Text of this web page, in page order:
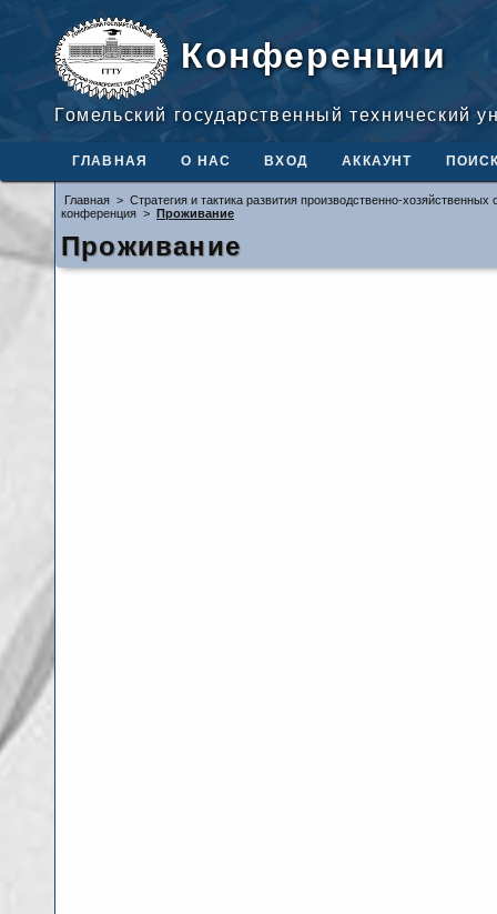
Конференции
Гомельский государственный технический
ГЛАВНАЯ О НАС ВХОД АККАУНТ
Главная > Стратегия и тактика развития производственно-хозяйственных
конференция > Проживание
Проживание